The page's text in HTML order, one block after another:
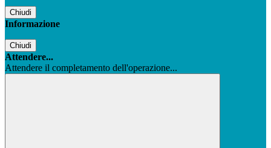
Chiudi
Informazione
Chiudi
Attendere...
Attendere il completamento dell'operazione...